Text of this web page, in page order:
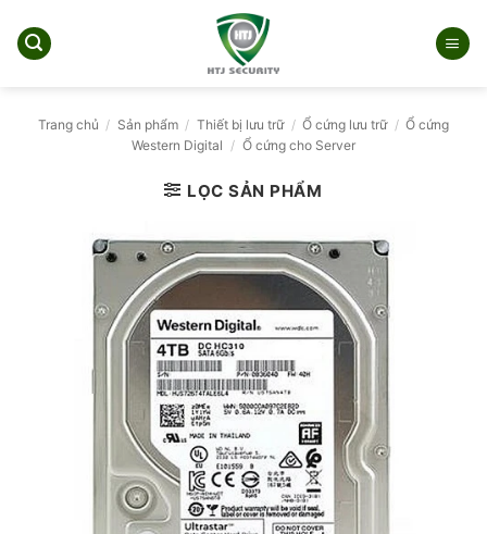
qua
Trang chủ / Sản phẩm / Thiết bị lưu trữ / Ổ cứng lưu trữ / Ổ cứng
Western Digital / Ổ cứng cho Server
LỌC SẢN PHẨM